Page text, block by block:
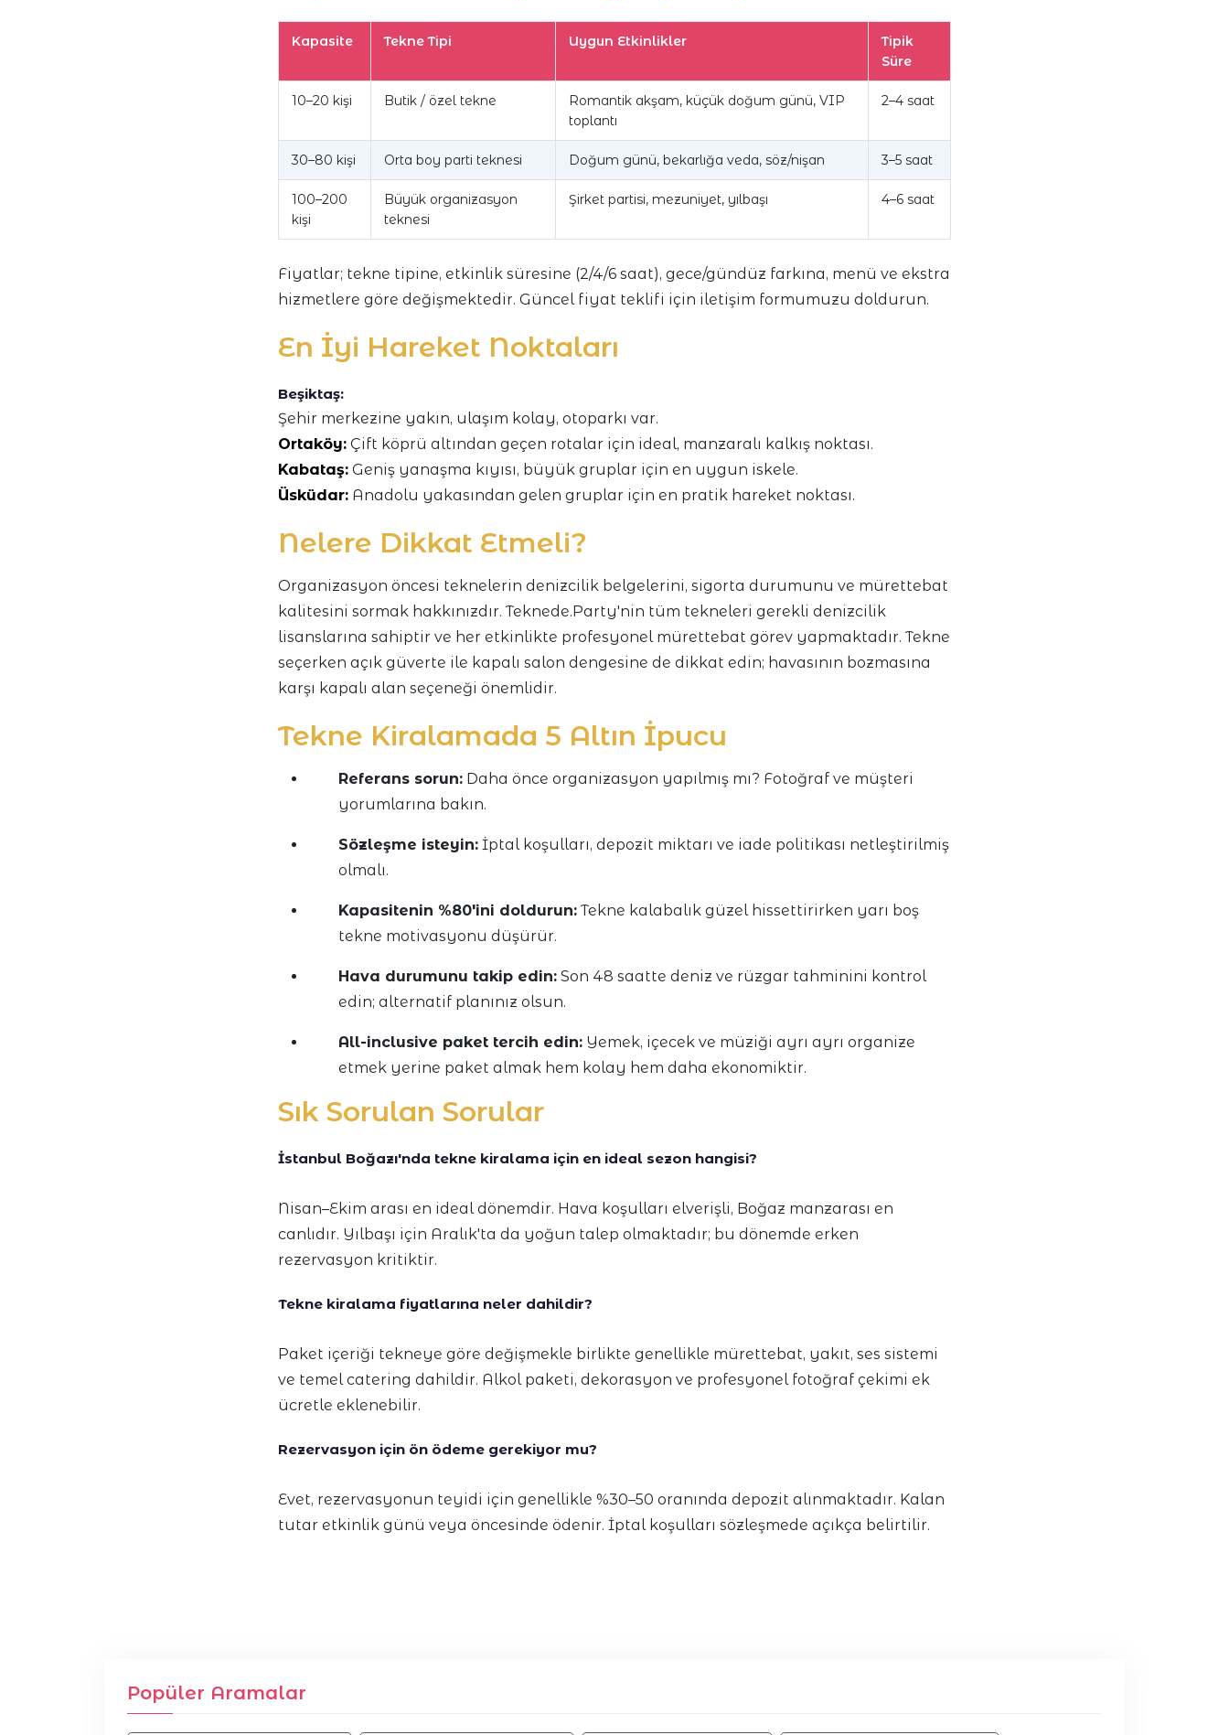
Kapasite Tekne Tipi Uygun Etkinlikler
Tipik
Süre
10–20 kişi Butik / özel tekne
Romantik akşam, küçük doğum günü, VIP
toplantı
2–4 saat
30–80 kişi Orta boy parti teknesi Doğum günü, bekarlığa veda, söz/nişan 3–5 saat
100–200
kişi
Büyük organizasyon
teknesi
Şirket partisi, mezuniyet, yılbaşı 4–6 saat
Fiyatlar; tekne tipine, etkinlik süresine (2/4/6 saat), gece/gündüz farkına, menü ve ekstra
hizmetlere göre değişmektedir. Güncel fiyat teklifi için iletişim formumuzu doldurun.
En İyi Hareket Noktaları
Beşiktaş:
Şehir merkezine yakın, ulaşım kolay, otoparkı var.
Ortaköy: Çift köprü altından geçen rotalar için ideal, manzaralı kalkış noktası.
Kabataş: Geniş yanaşma kıyısı, büyük gruplar için en uygun iskele.
Üsküdar: Anadolu yakasından gelen gruplar için en pratik hareket noktası.
Nelere Dikkat Etmeli?
Organizasyon öncesi teknelerin denizcilik belgelerini, sigorta durumunu ve mürettebat
kalitesini sormak hakkınızdır. Teknede.Party'nin tüm tekneleri gerekli denizcilik
lisanslarına sahiptir ve her etkinlikte profesyonel mürettebat görev yapmaktadır. Tekne
seçerken açık güverte ile kapalı salon dengesine de dikkat edin; havasının bozmasına
karşı kapalı alan seçeneği önemlidir.
Tekne Kiralamada 5 Altın İpucu
Referans sorun: Daha önce organizasyon yapılmış mı? Fotoğraf ve müşteri
yorumlarına bakın.
Sözleşme isteyin: İptal koşulları, depozit miktarı ve iade politikası netleştirilmiş
olmalı.
Kapasitenin %80'ini doldurun: Tekne kalabalık güzel hissettirirken yarı boş
tekne motivasyonu düşürür.
Hava durumunu takip edin: Son 48 saatte deniz ve rüzgar tahminini kontrol
edin; alternatif planınız olsun.
All-inclusive paket tercih edin: Yemek, içecek ve müziği ayrı ayrı organize
etmek yerine paket almak hem kolay hem daha ekonomiktir.
Sık Sorulan Sorular
İstanbul Boğazı'nda tekne kiralama için en ideal sezon hangisi?
Nisan–Ekim arası en ideal dönemdir. Hava koşulları elverişli, Boğaz manzarası en
canlıdır. Yılbaşı için Aralık'ta da yoğun talep olmaktadır; bu dönemde erken
rezervasyon kritiktir.
Tekne kiralama fiyatlarına neler dahildir?
Paket içeriği tekneye göre değişmekle birlikte genellikle mürettebat, yakıt, ses sistemi
ve temel catering dahildir. Alkol paketi, dekorasyon ve profesyonel fotoğraf çekimi ek
ücretle eklenebilir.
Rezervasyon için ön ödeme gerekiyor mu?
Evet, rezervasyonun teyidi için genellikle %30–50 oranında depozit alınmaktadır. Kalan
tutar etkinlik günü veya öncesinde ödenir. İptal koşulları sözleşmede açıkça belirtilir.
Popüler Aramalar